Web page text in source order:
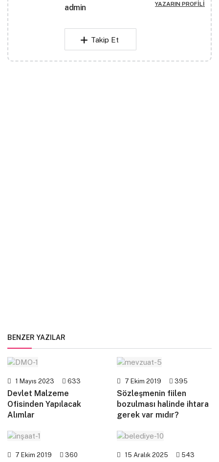
admin YAZARIN PROFILI
Takip Et
BENZER YAZILAR
1 Mayıs 2023 633
Devlet Malzeme
Ofisinden Yapılacak
Alımlar
7 Ekim 2019 395
Sözleşmenin fiilen
bozulması halinde ihtara
gerek var mıdır?
7 Ekim 2019 360 15 Aralık 2025 543